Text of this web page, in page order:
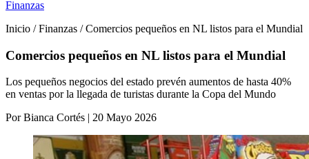
Finanzas
Inicio / Finanzas / Comercios pequeños en NL listos para el Mundial
Comercios pequeños en NL listos para el Mundial
Los pequeños negocios del estado prevén aumentos de hasta 40%
en ventas por la llegada de turistas durante la Copa del Mundo
Por Bianca Cortés | 20 Mayo 2026